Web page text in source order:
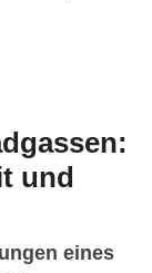
und
eines